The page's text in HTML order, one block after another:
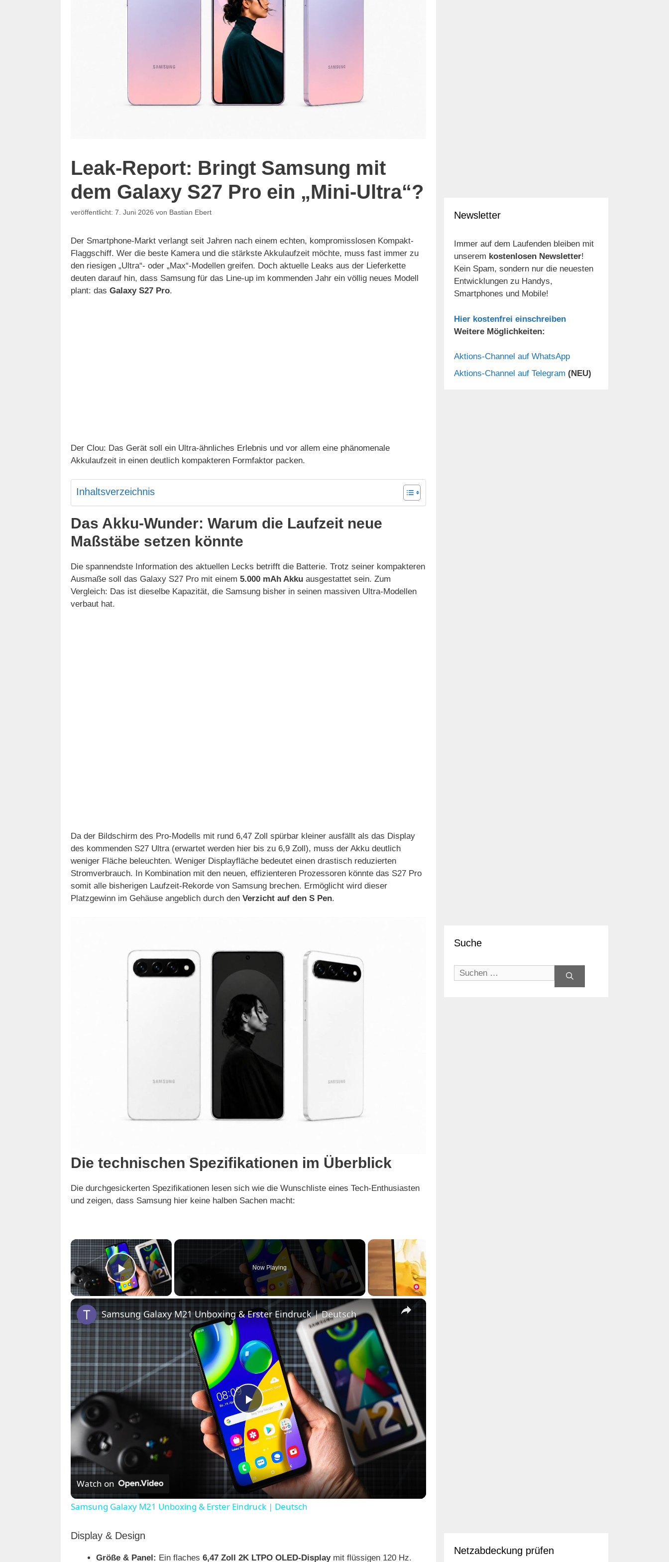
Leak-Report: Bringt Samsung mit
dem Galaxy S27 Pro ein „Mini-Ultra“?
7. Juni 2026 von Bastian Ebert
Der Smartphone-Markt verlangt seit Jahren nach einem echten, kompromisslosen Kompakt-
Flaggschiff. Wer die beste Kamera und die stärkste Akkulaufzeit möchte, muss fast immer zu
den riesigen „Ultra“- oder „Max“-Modellen greifen. Doch aktuelle Leaks aus der Lieferkette
deuten darauf hin, dass Samsung für das Line-up im kommenden Jahr ein völlig neues Modell
plant: das Galaxy S27 Pro.
Der Clou: Das Gerät soll ein Ultra-ähnliches Erlebnis und vor allem eine phänomenale
Akkulaufzeit in einen deutlich kompakteren Formfaktor packen.
Inhaltsverzeichnis
Das Akku-Wunder: Warum die Laufzeit neue
Maßstäbe setzen könnte
Die spannendste Information des aktuellen Lecks betrifft die Batterie. Trotz seiner kompakteren
Ausmaße soll das Galaxy S27 Pro mit einem 5.000 mAh Akku ausgestattet sein. Zum
Vergleich: Das ist dieselbe Kapazität, die Samsung bisher in seinen massiven Ultra-Modellen
verbaut hat.
Da der Bildschirm des Pro-Modells mit rund 6,47 Zoll spürbar kleiner ausfällt als das Display
des kommenden S27 Ultra (erwartet werden hier bis zu 6,9 Zoll), muss der Akku deutlich
weniger Fläche beleuchten. Weniger Displayfläche bedeutet einen drastisch reduzierten
Stromverbrauch. In Kombination mit den neuen, effizienteren Prozessoren könnte das S27 Pro
somit alle bisherigen Laufzeit-Rekorde von Samsung brechen. Ermöglicht wird dieser
Platzgewinn im Gehäuse angeblich durch den Verzicht auf den S Pen.
Die technischen Spezifikationen im Überblick
Die durchgesickerten Spezifikationen lesen sich wie die Wunschliste eines Tech-Enthusiasten
und zeigen, dass Samsung hier keine halben Sachen macht:
×
Play Video
Now Playing
×
P
l
a
y
Samsung Galaxy M21 Unboxing & Erster Eindruck | Deutsch
Watch on
Samsung Galaxy M21 Unboxing & Erster Eindruck | Deutsch
Display & Design
Größe & Panel: Ein flaches 6,47 Zoll 2K LTPO OLED-Displaymit flüssigen 120 Hz.
Newsletter
Immer auf dem Laufenden bleiben mit
unserem kostenlosen Newsletter!
Kein Spam, sondern nur die neuesten
Entwicklungen zu Handys,
Smartphones und Mobile!
Hier kostenfrei einschreiben
Weitere Möglichkeiten:
Aktions-Channel auf WhatsApp
Aktions-Channel auf Telegram (NEU)
Suche
Suchen
nach:
Netzabdeckung prüfen